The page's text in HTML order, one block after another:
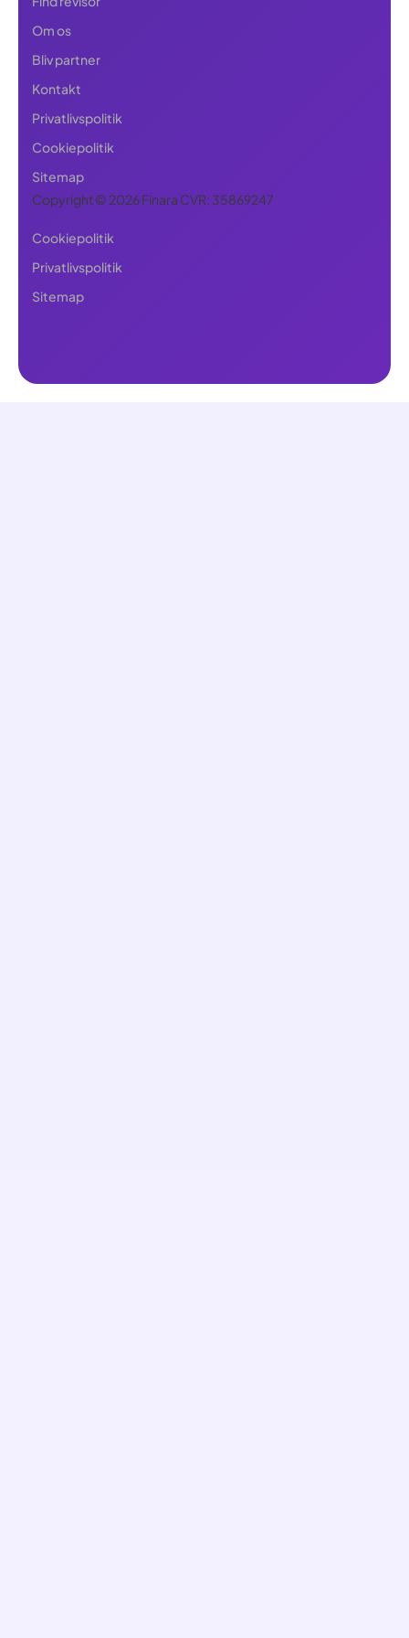
Om os
Bliv partner
Kontakt
Privatlivspolitik
Cookiepolitik
Sitemap
Copyright © 2026 Finara CVR: 35869247
Cookiepolitik
Privatlivspolitik
Sitemap